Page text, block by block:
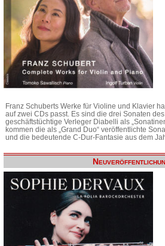
Franz Schuberts Werke für Violine und Klavier
auf zwei CDs passt. Es sind die drei Sonaten
geschäftstüchtige Verleger Diabelli als
kommen die als „Grand Duo“ veröffentlichte
und die bedeutende C-Dur-Fantasie aus dem